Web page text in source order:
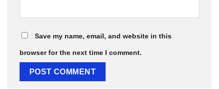
Save my name, email, and website in this
browser for the next time I comment.